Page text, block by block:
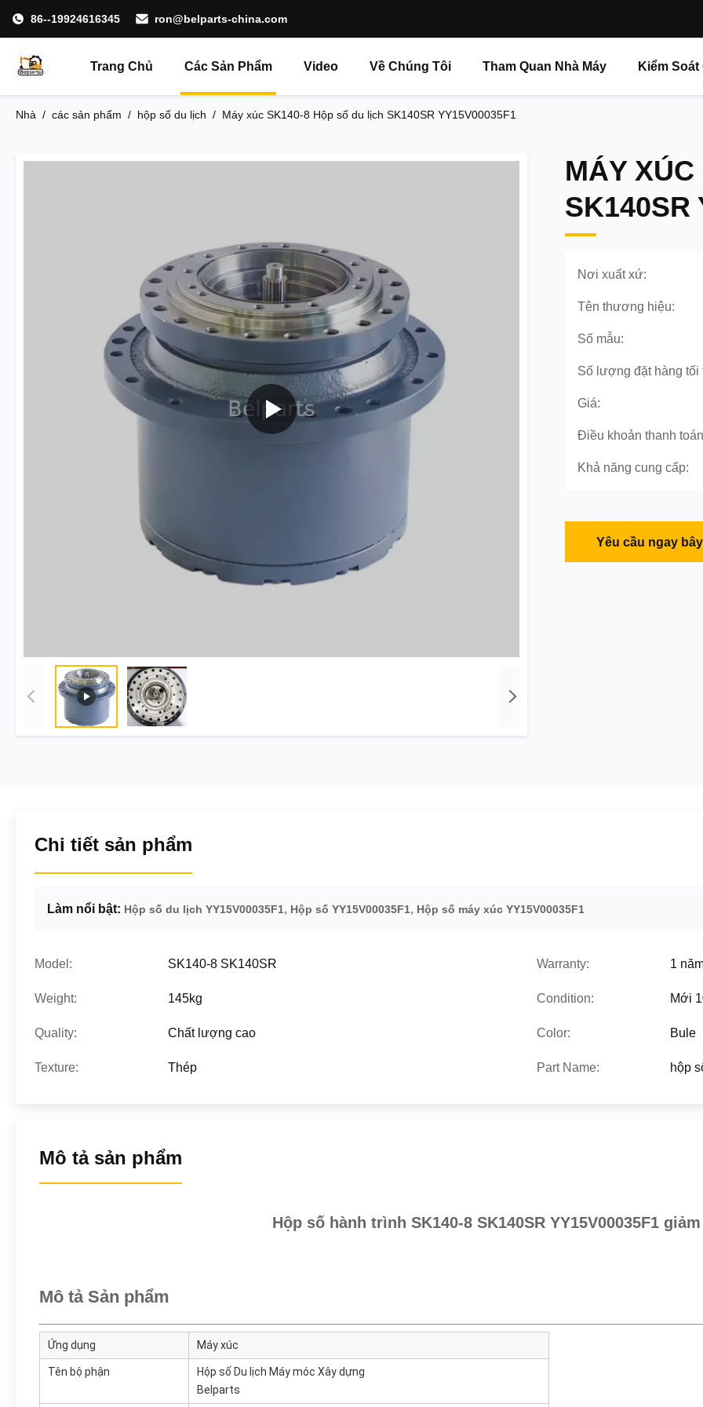
86--19924616345 ron@belparts-china.com
Trang Chủ Các Sản Phẩm Video Về Chúng Tôi Tham Quan Nhà Máy Kiểm
Nhà / các sản phẩm / hộp số du lịch / Máy xúc SK140-8 Hộp số du lịch SK140SR YY15V00035F1
MÁY
SK140SR
Nơi xuất xứ:
Tên thương hiệu:
Số mẫu:
Số lượng đặt hàng tối
Giá:
Điều khoản thanh
Khả năng cung cấp:
Yêu cầu ngay
Chi tiết sản phẩm
Làm nổi bật: Hộp số du lịch YY15V00035F1, Hộp số YY15V00035F1, Hộp số máy xúc YY15V00035F1
Model: SK140-8 SK140SR Warranty: 1
Weight: 145kg Condition: Mới
Quality: Chất lượng cao Color: Bule
Texture: Thép Part Name: hộp
Mô tả sản phẩm
Hộp số hành trình SK140-8 SK140SR YY15V00035F1
Mô tả Sản phẩm
Ứng dụng Máy xúc
Tên bộ phận
Hộp số Du lịch Máy móc Xây dựng
Belparts